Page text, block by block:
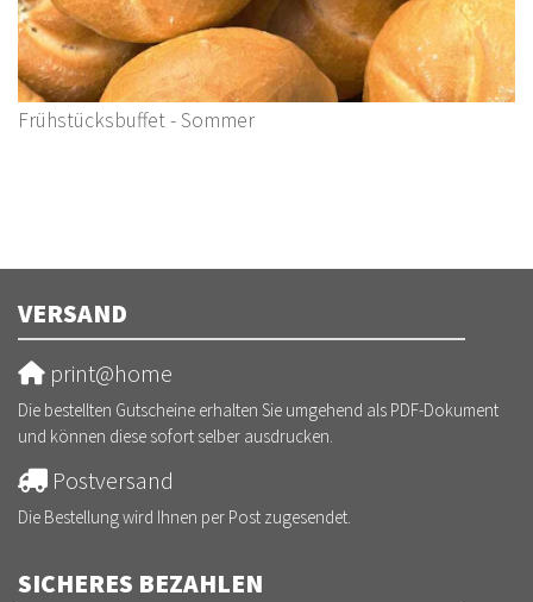
Frühstücksbuffet - Sommer
VERSAND
print@home
Die bestellten Gutscheine erhalten Sie umgehend als PDF-Dokument
und können diese sofort selber ausdrucken.
Postversand
Die Bestellung wird Ihnen per Post zugesendet.
SICHERES BEZAHLEN